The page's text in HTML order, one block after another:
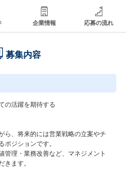
企業情報 応募の流れ
募集内容
の活躍を期待する
ら、将来的には営業戦略の立案やチ
ポジションです。
管理・業務改善など、マネジメント
きます。